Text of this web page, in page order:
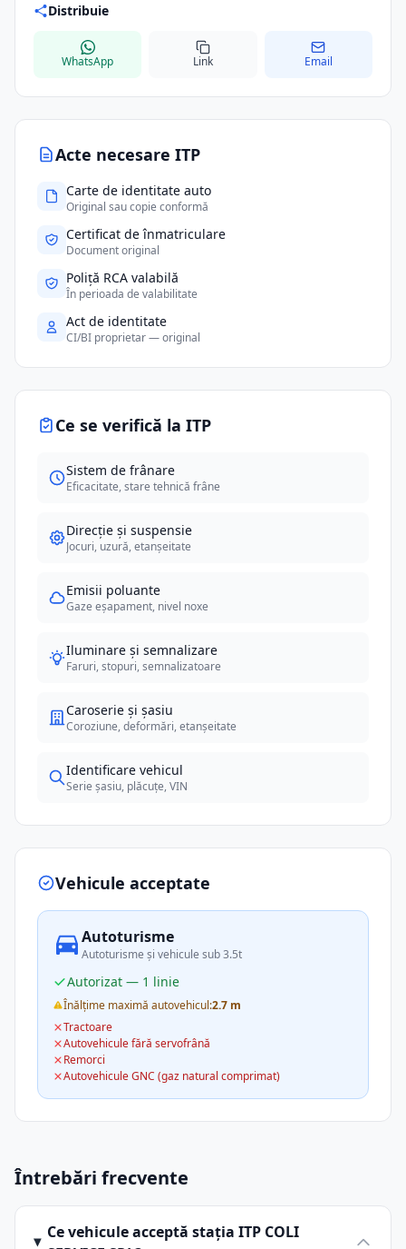
Acte necesare ITP
Carte de identitate auto
Original sau copie conformă
Certificat de înmatriculare
Document original
Poliță RCA valabilă
În perioada de valabilitate
Act de identitate
CI/BI proprietar — original
Ce se verifică la ITP
Sistem de frânare
Eficacitate, stare tehnică frâne
Direcție și suspensie
Jocuri, uzură, etanșeitate
Emisii poluante
Gaze eșapament, nivel noxe
Iluminare și semnalizare
Faruri, stopuri, semnalizatoare
Caroserie și șasiu
Coroziune, deformări, etanșeitate
Identificare vehicul
Serie șasiu, plăcuțe, VIN
Vehicule acceptate
Autoturisme
Autoturisme și vehicule sub 3.5t
Autorizat — 1 linie
Înălțime maximă autovehicul:2.7 m
Tractoare
Autovehicule fără servofrână
Remorci
Autovehicule GNC (gaz natural comprimat)
Distribuie
WhatsApp Link Email
Întrebări frecvente
Ce vehicule acceptă stația ITP COLI